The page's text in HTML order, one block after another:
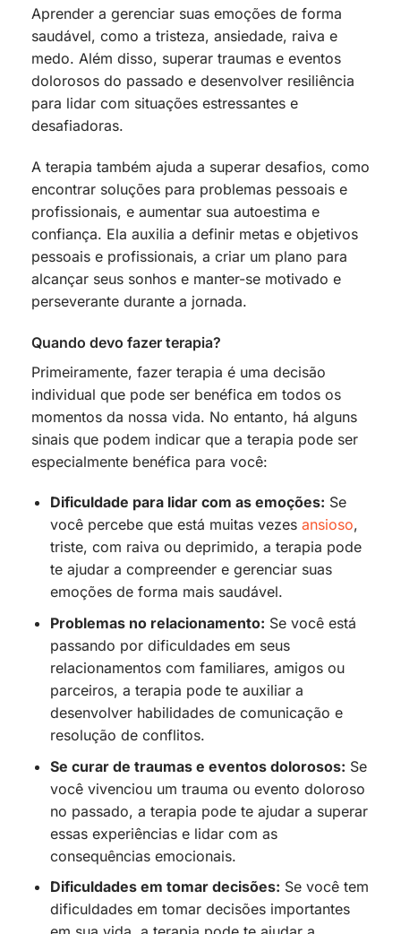
Aprender a gerenciar suas emoções de forma
saudável, como a tristeza, ansiedade, raiva e
medo. Além disso, superar traumas e eventos
dolorosos do passado e desenvolver resiliência
para lidar com situações estressantes e
desafiadoras.
A terapia também ajuda a superar desafios, como
encontrar soluções para problemas pessoais e
profissionais, e aumentar sua autoestima e
confiança. Ela auxilia a definir metas e objetivos
pessoais e profissionais, a criar um plano para
alcançar seus sonhos e manter-se motivado e
perseverante durante a jornada.
Quando devo fazer terapia?
Primeiramente, fazer terapia é uma decisão
individual que pode ser benéfica em todos os
momentos da nossa vida. No entanto, há alguns
sinais que podem indicar que a terapia pode ser
especialmente benéfica para você:
Dificuldade para lidar com as emoções: Se
você percebe que está muitas vezes ansioso,
triste, com raiva ou deprimido, a terapia pode
te ajudar a compreender e gerenciar suas
emoções de forma mais saudável.
Problemas no relacionamento: Se você está
passando por dificuldades em seus
relacionamentos com familiares, amigos ou
parceiros, a terapia pode te auxiliar a
desenvolver habilidades de comunicação e
resolução de conflitos.
Se curar de traumas e eventos dolorosos: Se
você vivenciou um trauma ou evento doloroso
no passado, a terapia pode te ajudar a superar
essas experiências e lidar com as
consequências emocionais.
Dificuldades em tomar decisões: Se você tem
dificuldades em tomar decisões importantes